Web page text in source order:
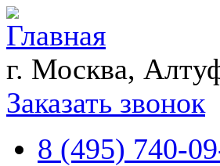
г. Москва,
Заказать звонок
8 (495) 740-